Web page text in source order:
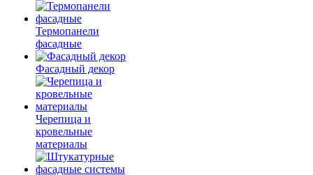
Термопанели
фасадные
Фасадный декор
Черепица и
кровельные
материалы